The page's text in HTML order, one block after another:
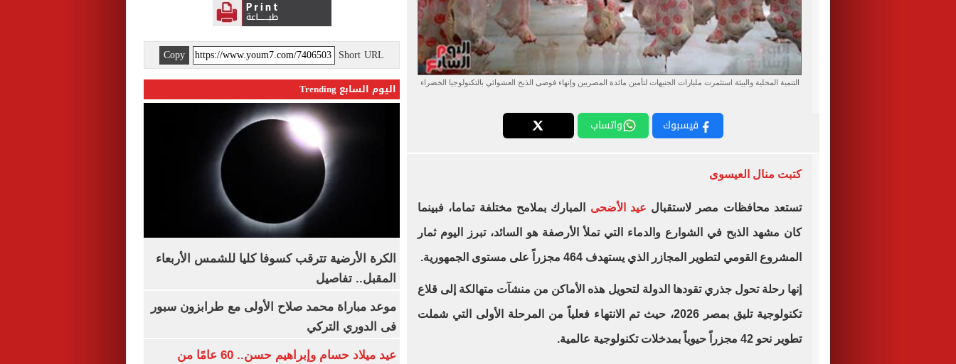
التنمية المحلية والبيئة استثمرت مليارات الجنيهات لتأمين مائدة المصريين وإنهاء فوضى الذبح العشوائي بالتكنولوجيا الخضراء
فيسبوك واتساب
كتبت منال العيسوى
تستعد محافظات مصر لاستقبال عيد الأضحى المبارك بملامح مختلفة تماما، فبينما
كان مشهد الذبح في الشوارع والدماء التي تملأ الأرصفة هو السائد، تبرز اليوم ثمار
المشروع القومي لتطوير المجازر الذي يستهدف 464 مجزراً على مستوى الجمهورية.
إنها رحلة تحول جذري تقودها الدولة لتحويل هذه الأماكن من منشآت متهالكة إلى قلاع
تكنولوجية تليق بمصر 2026، حيث تم الانتهاء فعلياً من المرحلة الأولى التي شملت
تطوير نحو 42 مجزراً حيوياً بمدخلات تكنولوجية عالمية.
Short URL
Copy
اليوم السابع Trending
الكرة الأرضية تترقب كسوفا كليا للشمس الأربعاء
المقبل.. تفاصيل
موعد مباراة محمد صلاح الأولى مع طرابزون سبور
فى الدوري التركي
عيد ميلاد حسام وإبراهيم حسن.. 60 عامًا من